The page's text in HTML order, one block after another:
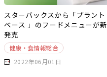
スターバックスから「プラント
ベース 」のフードメニューが新
発売
健康・食情報総合
2022年06月01日